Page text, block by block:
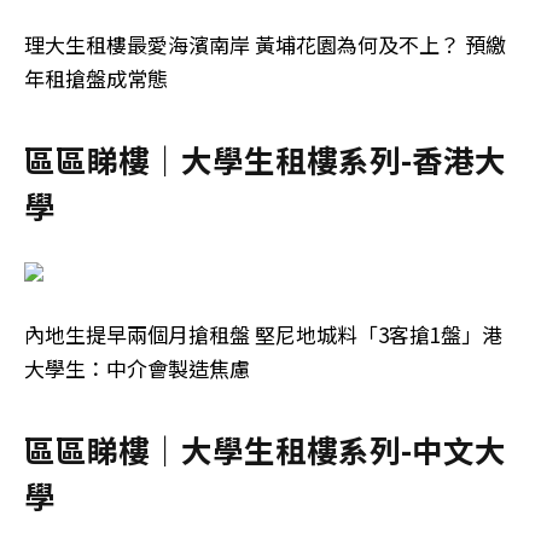
理大生租樓最愛海濱南岸 黃埔花園為何及不上？ 預繳
年租搶盤成常態
區區睇樓｜大學生租樓系列-香港大
學
內地生提早兩個月搶租盤 堅尼地城料「3客搶1盤」港
大學生：中介會製造焦慮
區區睇樓｜大學生租樓系列-中文大
學